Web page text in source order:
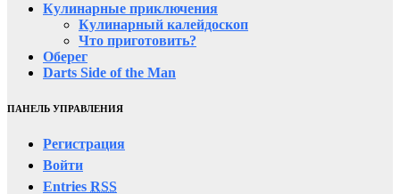
Кулинарные приключения
Кулинарный калейдоскоп
Что приготовить?
Оберег
Darts Side of the Man
ПАНЕЛЬ УПРАВЛЕНИЯ
Регистрация
Войти
Entries RSS